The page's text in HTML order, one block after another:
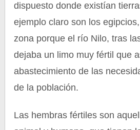
dispuesto donde existían
ejemplo claro son los
zona porque el río Nilo, tras
dejaba un limo muy fértil que
abastecimiento de las
de la población.
Las hembras fértiles son